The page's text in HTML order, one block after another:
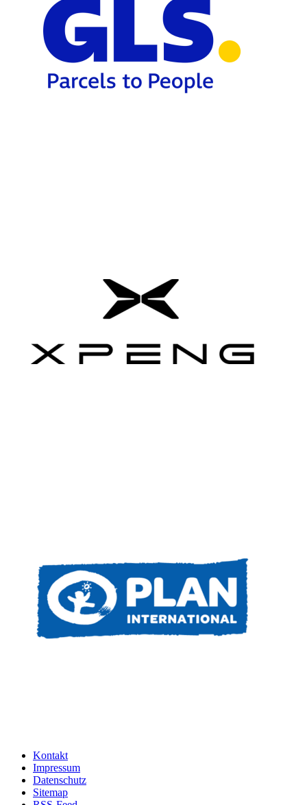
Kontakt
Impressum
Datenschutz
Sitemap